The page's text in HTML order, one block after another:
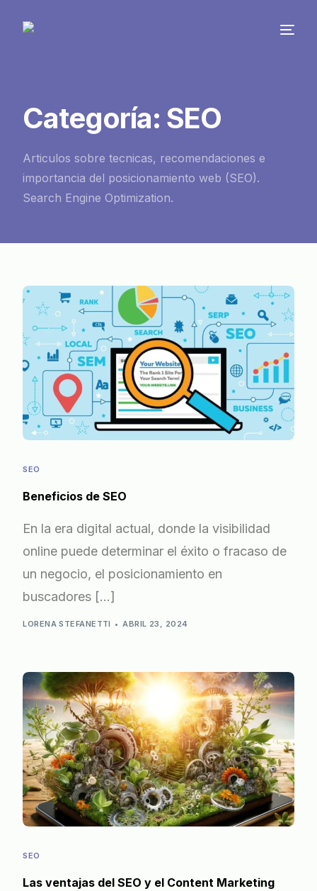
Categoría: SEO
Articulos sobre tecnicas, recomendaciones e
importancia del posicionamiento web (SEO).
Search Engine Optimization.
SEO
Beneficios de SEO
En la era digital actual, donde la visibilidad
online puede determinar el éxito o fracaso de
un negocio, el posicionamiento en
buscadores […]
LORENA STEFANETTI ABRIL 23, 2024
SEO
Las ventajas del SEO y el Content Marketing